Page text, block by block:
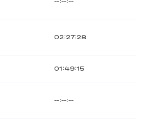
02:27:28
01:49:15
--:--:--